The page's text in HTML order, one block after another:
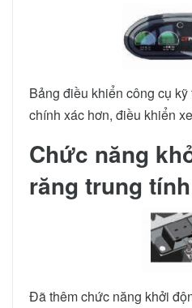
Bảng điều khiển công cụ
chính xác hơn, điều khiển
Chức năng
răng trung tính
Đã thêm chức năng khởi